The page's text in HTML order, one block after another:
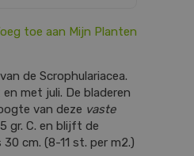
toe aan Mijn Planten
de Scrophulariacea.
met juli. De bladeren
van deze vaste
gr. C. en blijft de
cm. (8-11 st. per m2.)